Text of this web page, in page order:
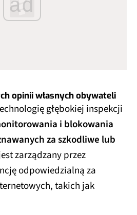
opinii własnych obywateli
głębokiej inspekcji
i blokowania
za szkodliwe lub
zarządzany przez
odpowiedzialną za
takich jak